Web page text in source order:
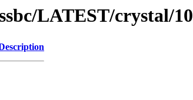
LATEST/crystal/